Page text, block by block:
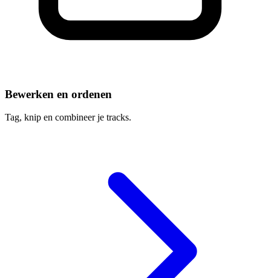
Bewerken en ordenen
Tag, knip en combineer je tracks.